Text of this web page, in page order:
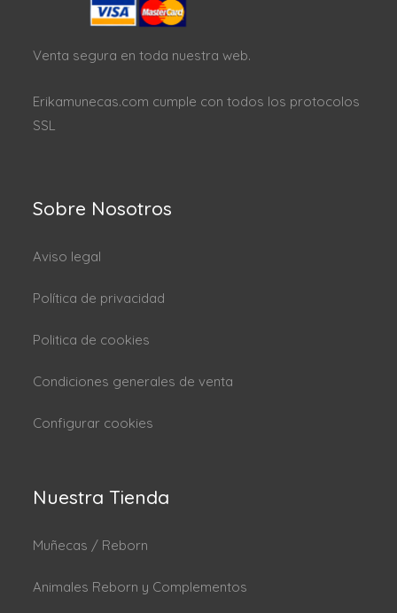
Venta segura en toda nuestra web.
Erikamunecas.com cumple con todos los protocolos
SSL
Sobre Nosotros
Aviso legal
Política de privacidad
Politica de cookies
Condiciones generales de venta
Configurar cookies
Nuestra Tienda
Muñecas / Reborn
Animales Reborn y Complementos